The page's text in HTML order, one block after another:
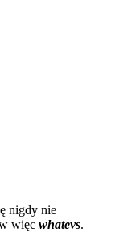
nigdy nie
więc whatevs.